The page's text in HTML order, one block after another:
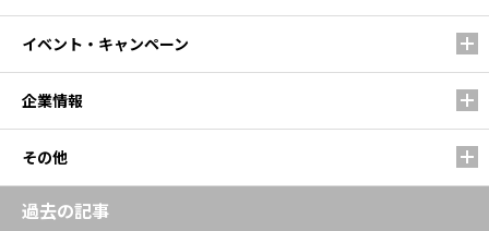
イベント・キャンペーン
企業情報
その他
過去の記事